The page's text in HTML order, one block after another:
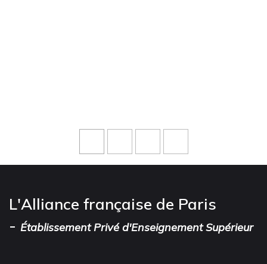
L'Alliance française de Paris
- Établissement Privé d'Enseignement Supérieur